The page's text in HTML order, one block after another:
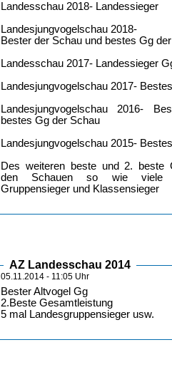
Landesschau 2018- Landessieger
Landesjungvogelschau 2018-
Bester der Schau und bestes Gg
Landesschau 2017- Landessieger
Landesjungvogelschau 2017-
Landesjungvogelschau 2016-
bestes Gg der Schau
Landesjungvogelschau 2015-
Des weiteren beste und 2. beste
den Schauen so wie viele
Gruppensieger und Klassensieger
AZ Landesschau 2014
05.11.2014 - 11:05 Uhr
Bester Altvogel Gg
2.Beste Gesamtleistung
5 mal Landesgruppensieger usw.